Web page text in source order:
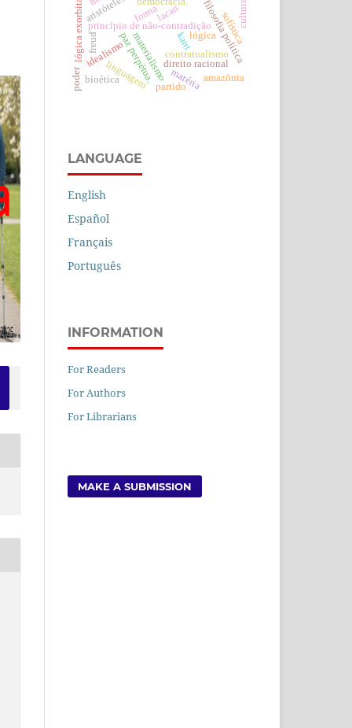
lógica
princípio de não-contradição
lógica exorbitante. kant
direito racional
filosofia política
contratualismo
paz perpétua.
idealismomaterialismo
forma
matéria
linguagem
aristóteles
sofística
cultura
bioética
partido
poder
freud
lacan
amazônia
LANGUAGE
English
Español
Français
Português
INFORMATION
For Readers
For Authors
For Librarians
MAKE A SUBMISSION